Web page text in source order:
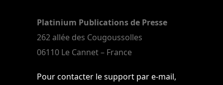
Platinium Publications de Presse
262 allée des Cougoussolles
06110 Le Cannet – France
Pour contacter le support par e-mail,